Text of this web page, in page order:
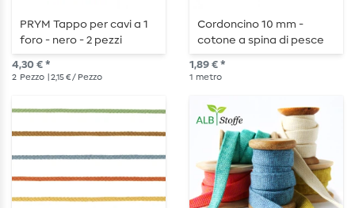
PRYM Tappo per cavi a 1
foro - nero - 2 pezzi
4,30 € *
2 Pezzo | 2,15 € / Pezzo
Cordoncino 10 mm -
cotone a spina di pesce
piatto - al metro
1,89 € *
1 metro